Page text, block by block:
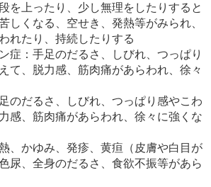
を上ったり、少し無理をしたりすると
しくなる、空せき、発熱等がみられ、
れたり、持続したりする
症：手足のだるさ、しびれ、つっぱり
て、脱力感、筋肉痛があらわれ、徐々
のだるさ、しびれ、つっぱり感やこわ
感、筋肉痛があらわれ、徐々に強くな
、かゆみ、発疹、黄疸（皮膚や白目が
尿、全身のだるさ、食欲不振等があら